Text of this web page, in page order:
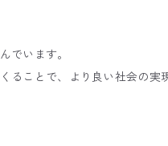
でいます。
ことで、より良い社会の実